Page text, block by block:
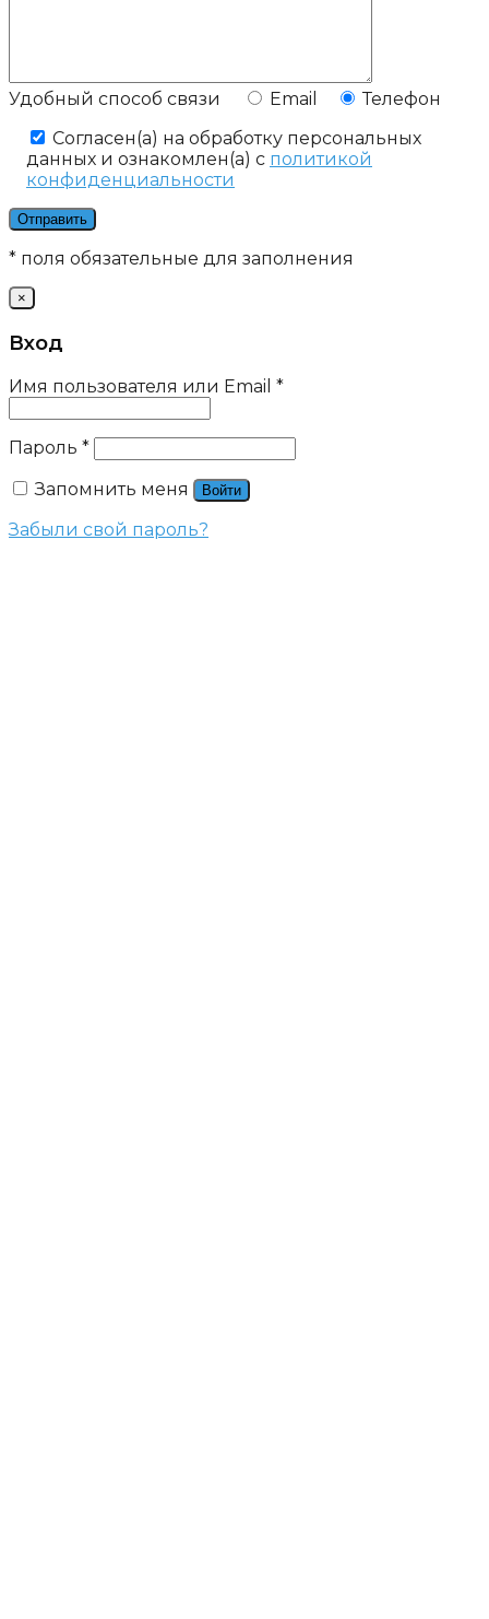
Удобный способ связи Email
Телефон
Cогласен(а) на обработку персональных
данных и ознакомлен(а) с политикой
конфиденциальности
* поля обязательные для заполнения
×
Вход
Имя пользователя или Email *
Пароль *
Запомнить меня
Войти
Забыли свой пароль?